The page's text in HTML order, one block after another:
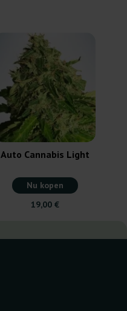
Auto Cannabis Light
Nu kopen
19,00 €